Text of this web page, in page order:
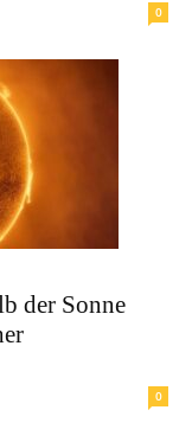
0
der Sonne
0